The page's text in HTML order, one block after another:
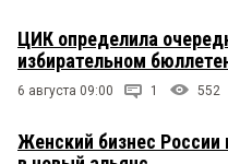
ЦИК определила
избирательном
6 августа 09:00 1 552
Женский бизнес России